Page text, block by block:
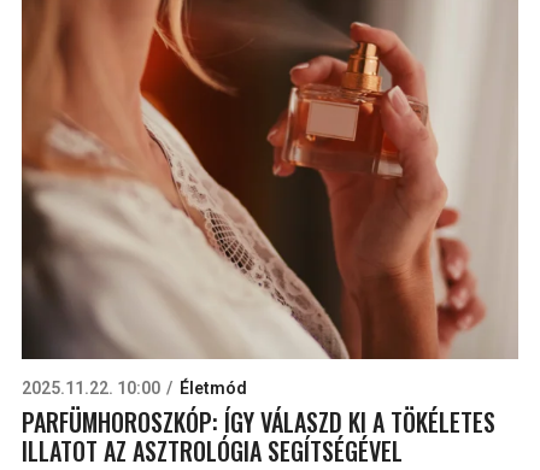
2025.11.22. 10:00 Életmód
PARFÜMHOROSZKÓP: ÍGY VÁLASZD KI A TÖKÉLETES
ILLATOT AZ ASZTROLÓGIA SEGÍTSÉGÉVEL